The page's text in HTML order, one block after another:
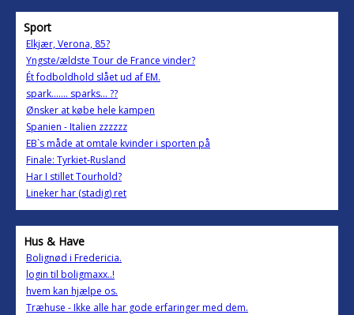
Sport
Elkjær, Verona, 85?
Yngste/ældste Tour de France vinder?
Ét fodboldhold slået ud af EM.
spark....... sparks... ??
Ønsker at købe hele kampen
Spanien - Italien zzzzzz
EB`s måde at omtale kvinder i sporten på
Finale: Tyrkiet-Rusland
Har I stillet Tourhold?
Lineker har (stadig) ret
Hus & Have
Bolignød i Fredericia.
login til boligmaxx..!
hvem kan hjælpe os.
Træhuse - Ikke alle har gode erfaringer med dem.